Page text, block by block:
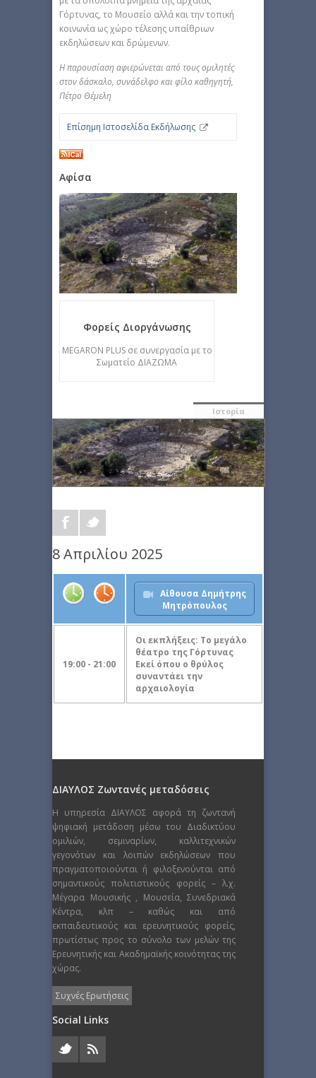
Γόρτυνας, το Μουσείο αλλά και την τοπική
κοινωνία ως χώρο τέλεσης υπαίθριων
εκδηλώσεων και δρώμενων.
Η παρουσίαση αφιερώνεται από τους ομιλητές
στον δάσκαλο, συνάδελφο και φίλο καθηγητή,
Πέτρο Θέμελη
Επίσημη Ιστοσελίδα Εκδήλωσης
Αφίσα
Φορείς Διοργάνωσης
MEGARON PLUS σε συνεργασία με το
Σωματείο ΔΙΑΖΩΜΑ
Ιστορία
8 Απριλίου 2025
Αίθουσα Δημήτρης
Μητρόπουλος
19:00 - 21:00
Οι εκπλήξεις: Το μεγάλο
θέατρο της Γόρτυνας
Εκεί όπου ο θρύλος
συναντάει την
αρχαιολογία
ΔΙΑΥΛΟΣ Ζωντανές μεταδόσεις
Η υπηρεσία ΔΙΑΥΛΟΣ αφορά τη ζωντανή
ψηφιακή μετάδοση μέσω του Διαδικτύου
ομιλιών, σεμιναρίων, καλλιτεχνικών
γεγονότων και λοιπών εκδηλώσεων που
πραγματοποιούνται ή φιλοξενούνται από
σημαντικούς πολιτιστικούς φορείς – λ.χ.
Μέγαρα Μουσικής , Μουσεία, Συνεδριακά
Κέντρα, κλπ – καθώς και από
εκπαιδευτικούς και ερευνητικούς φορείς,
πρωτίστως προς το σύνολο των μελών της
Ερευνητικής και Ακαδημαϊκής κοινότητας της
χώρας.
Συχνές Ερωτήσεις
Social Links